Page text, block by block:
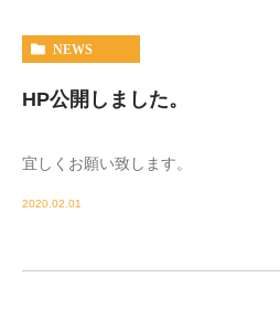
NEWS
HP公開しました。
宜しくお願い致します。
2020.02.01